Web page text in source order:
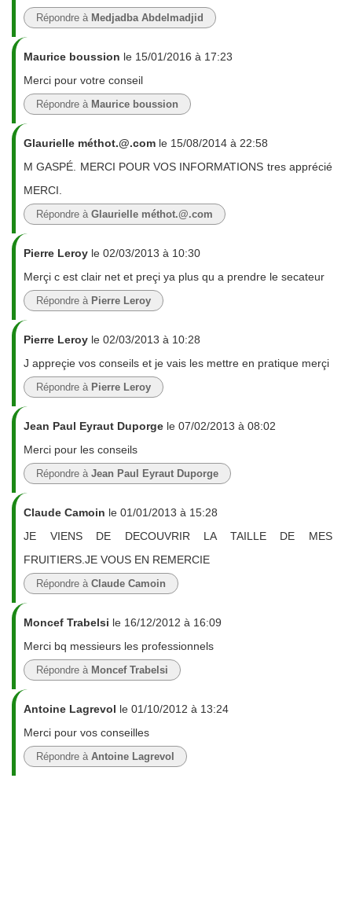
Répondre à Medjadba Abdelmadjid
Maurice boussion le 15/01/2016 à 17:23
Merci pour votre conseil
Répondre à Maurice boussion
Glaurielle méthot.@.com le 15/08/2014 à 22:58
M GASPÉ. MERCI POUR VOS INFORMATIONS tres apprécié
MERCI.
Répondre à Glaurielle méthot.@.com
Pierre Leroy le 02/03/2013 à 10:30
Merçi c est clair net et preçi ya plus qu a prendre le secateur
Répondre à Pierre Leroy
Pierre Leroy le 02/03/2013 à 10:28
J appreçie vos conseils et je vais les mettre en pratique merçi
Répondre à Pierre Leroy
Jean Paul Eyraut Duporge le 07/02/2013 à 08:02
Merci pour les conseils
Répondre à Jean Paul Eyraut Duporge
Claude Camoin le 01/01/2013 à 15:28
JE VIENS DE DECOUVRIR LA TAILLE DE MES
FRUITIERS.JE VOUS EN REMERCIE
Répondre à Claude Camoin
Moncef Trabelsi le 16/12/2012 à 16:09
Merci bq messieurs les professionnels
Répondre à Moncef Trabelsi
Antoine Lagrevol le 01/10/2012 à 13:24
Merci pour vos conseilles
Répondre à Antoine Lagrevol